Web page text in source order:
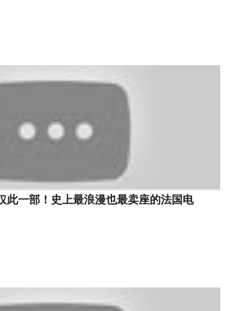
此一部！史上最浪漫也最卖座的法国电